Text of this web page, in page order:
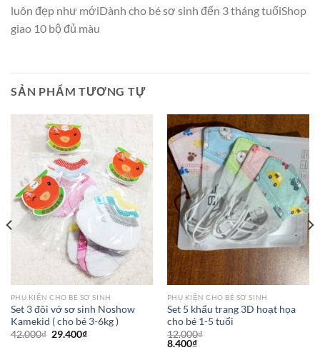
luôn đẹp như mớiDành cho bé sơ sinh đến 3 tháng tuổiShop
giao 10 bộ đủ màu
SẢN PHẨM TƯƠNG TỰ
PHỤ KIỆN CHO BÉ SƠ SINH
Set 3 đôi vớ sơ sinh Noshow
Kamekid ( cho bé 3-6kg )
42.000₫ 29.400₫
PHỤ KIỆN CHO BÉ SƠ SINH
Set 5 khẩu trang 3D hoạt họa
cho bé 1-5 tuổi
12.000₫
8.400₫